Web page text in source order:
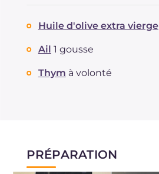
Huile d'olive extra vierge
Ail 1 gousse
Thym à volonté
PRÉPARATION